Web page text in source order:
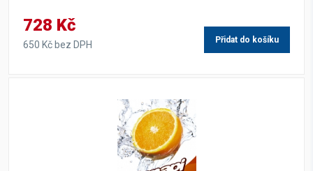
728 Kč
650 Kč bez DPH Přidat do košíku